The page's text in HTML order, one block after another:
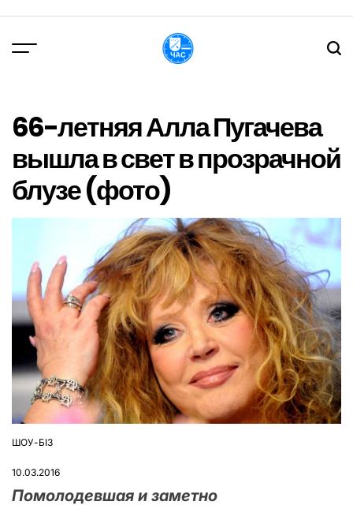
вмісту
66-летняя Алла Пугачева
вышла в свет в прозрачной
блузе (фото)
ОПУБЛІКУВАТИ
ШОУ-БІЗ
10.03.2016
Помолодевшая и заметно